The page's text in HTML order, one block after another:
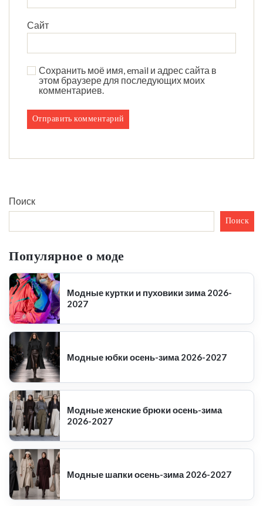
Сайт
Сохранить моё имя, email и адрес сайта в
этом браузере для последующих моих
комментариев.
Поиск
Поиск
Популярное о моде
Модные куртки и пуховики зима 2026-
2027
Модные юбки осень-зима 2026-2027
Модные женские брюки осень-зима
2026-2027
Модные шапки осень-зима 2026-2027